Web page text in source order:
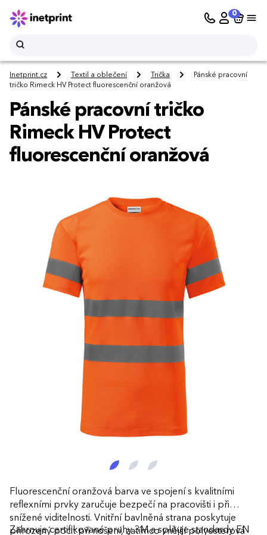
0
Inetprint.cz Textil a oblečení Trička
Pánské pracovní
tričko Rimeck HV Protect fluorescenční oranžová
Pánské pracovní tričko
Rimeck HV Protect
fluorescenční oranžová
Fluorescenční oranžová barva ve spojení s kvalitními
reflexními prvky zaručuje bezpečí na pracovišti i při
snížené viditelnosti. Vnitřní bavlněná strana poskytuje
přirozený pocit při nošení, zatímco vnější polyesterová
Zahrnuje certifikované pruhy 3M a splňuje standardy EN